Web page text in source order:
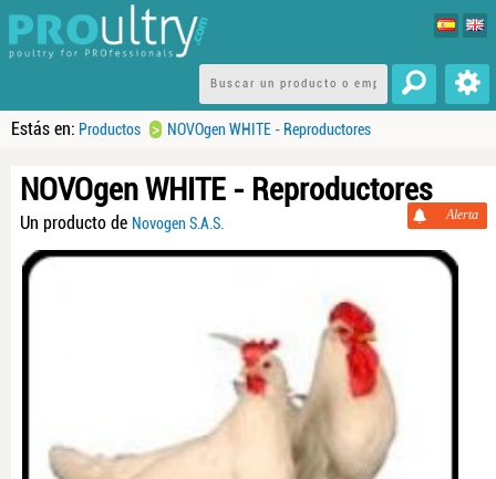
Estás en: Productos > NOVOgen WHITE - Reproductores
NOVOgen WHITE - Reproductores
Alerta
Un producto de Novogen S.A.S.